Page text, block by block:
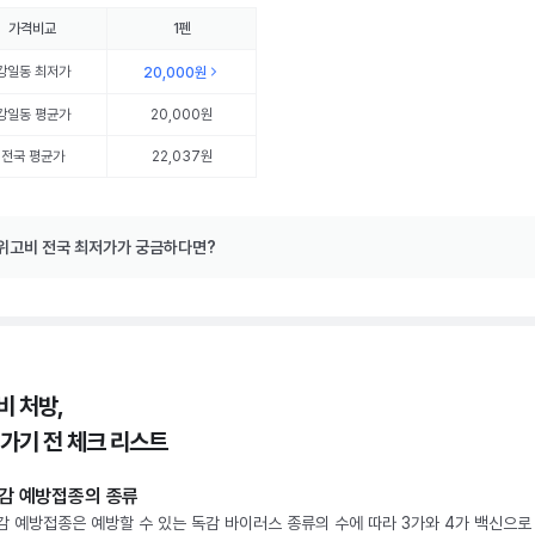
가격비교 1펜
일동최저가 20,000원
일동평균가 20,000원
전국 평균가 22,037원
고비 전국 최저가가 궁금하다면?
처방,
기 전 체크 리스트
예방접종의 종류
예방접종은 예방할 수 있는 독감 바이러스 종류의 수에 따라 3가와 4가 백신으로